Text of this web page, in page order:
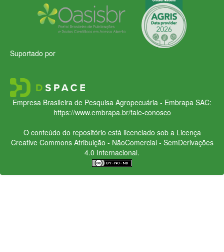
Suportado por
Empresa Brasileira de Pesquisa Agropecuária - Embrapa SAC:
https://www.embrapa.br/fale-conosco
O conteúdo do repositório está licenciado sob a Licença
Creative CommonsAtribuição - NãoComercial - SemDerivações
4.0 Internacional.